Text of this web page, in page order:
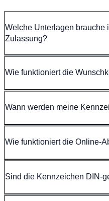
Welche Unterlagen brauche
Zulassung?
Wie funktioniert die
Wann werden meine
Wie funktioniert die Online-
Sind die Kennzeichen DIN-